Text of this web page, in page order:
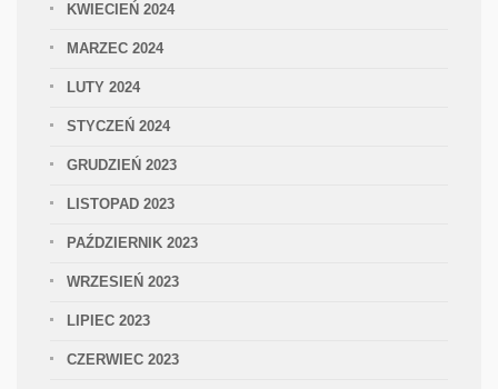
KWIECIEŃ 2024
MARZEC 2024
LUTY 2024
STYCZEŃ 2024
GRUDZIEŃ 2023
LISTOPAD 2023
PAŹDZIERNIK 2023
WRZESIEŃ 2023
LIPIEC 2023
CZERWIEC 2023